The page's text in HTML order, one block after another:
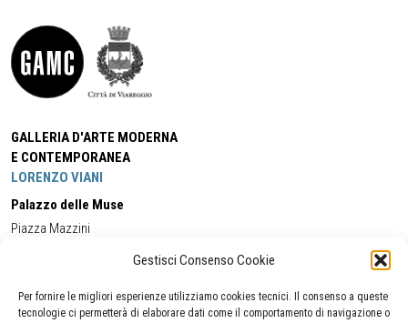
Gestisci Consenso Cookie
Per fornire le migliori esperienze utilizziamo cookies tecnici. Il consenso a queste
tecnologie ci permetterà di elaborare dati come il comportamento di navigazione o
GALLERIA D'ARTE MODERNA
E CONTEMPORANEA
LORENZO VIANI
Palazzo delle Muse
Piazza Mazzini
Cell:+39 338 5714978 (orario apertura Galleria)
Tel:
+39 0584 944580
(orario 09.00/13.00)
Email:gamc@comune.viareggio.lu.it